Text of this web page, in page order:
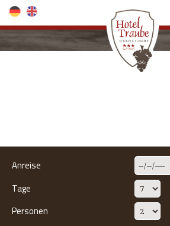
direkt zur Navigation
direkt zum Inhalt
Anreise
Tage
Personen